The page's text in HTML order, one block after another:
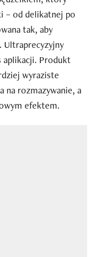
– od delikatnej po
tak, aby
Ultraprecyzyjny
aplikacji. Produkt
wyraziste
na rozmazywanie, a
efektem.